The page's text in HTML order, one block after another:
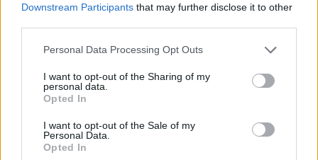
Downstream Participants that may further disclose it to other
Please note that this website/app uses one or more Google
not limited to your visit or usage behaviour. You may click to
grant or deny consent to Google and its third-party tags to
use your data for below specified purposes in below Google
consent section.
Personal Data Processing Opt Outs
I want to opt-out of the Sharing of my
personal data.
Opted In
I want to opt-out of the Sale of my
Personal Data.
Opted In